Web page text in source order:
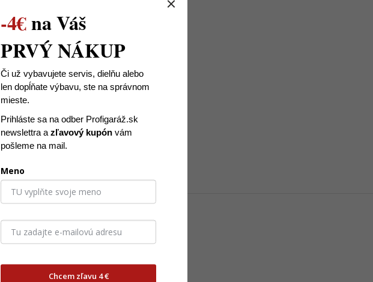
-4€na Váš
PRVÝ NÁKUP
Či už vybavujete servis, dielňu alebo
len dopĺňate výbavu, ste na správnom
mieste.
Prihláste sa na odber Profigaráž.sk
newslettra a zľavový kupón vám
pošleme na mail.
Meno
Chcem zľavu 4 €